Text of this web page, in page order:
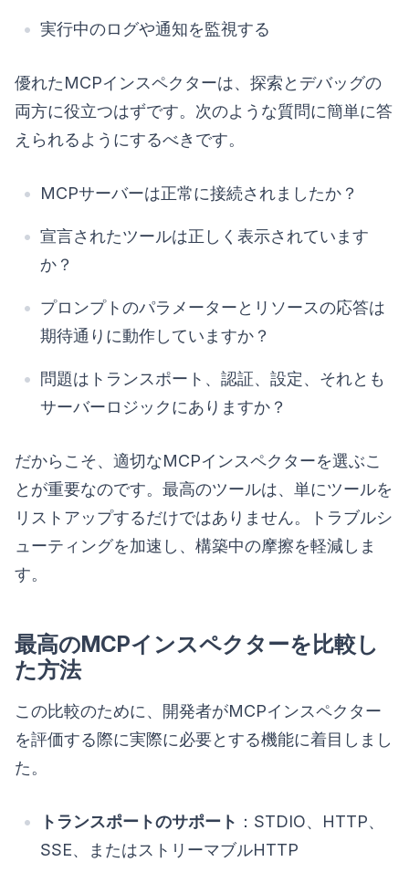
実行中のログや通知を監視する
優れたMCPインスペクターは、探索とデバッグの
両方に役立つはずです。次のような質問に簡単に答
えられるようにするべきです。
MCPサーバーは正常に接続されましたか？
宣言されたツールは正しく表示されています
か？
プロンプトのパラメーターとリソースの応答は
期待通りに動作していますか？
問題はトランスポート、認証、設定、それとも
サーバーロジックにありますか？
だからこそ、適切なMCPインスペクターを選ぶこ
とが重要なのです。最高のツールは、単にツールを
リストアップするだけではありません。トラブルシ
ューティングを加速し、構築中の摩擦を軽減しま
す。
最高のMCPインスペクターを比較し
た方法
この比較のために、開発者がMCPインスペクター
を評価する際に実際に必要とする機能に着目しまし
た。
トランスポートのサポート ：STDIO、HTTP、
SSE、またはストリーマブルHTTP